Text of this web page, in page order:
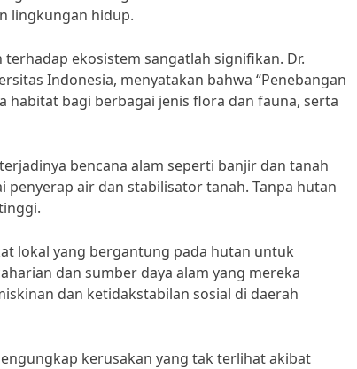
lingkungan hidup.
ekosistem sangatlah signifikan. Dr.
Indonesia, menyatakan bahwa “Penebangan
habitat bagi berbagai jenis flora dan fauna, serta
bencana alam seperti banjir dan tanah
air dan stabilisator tanah. Tanpa hutan
lokal yang bergantung pada hutan untuk
dan sumber daya alam yang mereka
dan ketidakstabilan sosial di daerah
kerusakan yang tak terlihat akibat